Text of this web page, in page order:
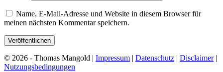
Name, E-Mail-Adresse und Website in diesem Browser für
meinen nächsten Kommentar speichern.
© 2026 - Thomas Mangold | Impressum | Datenschutz | Disclaimer|
Nutzungsbedingungen